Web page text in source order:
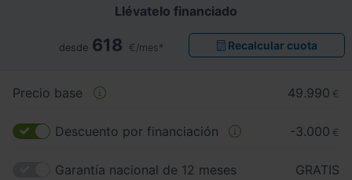
Llévatelo financiado
desde 618 €/mes* Recalcular cuota
Precio base 49.990 €
Descuento por financiación -3.000 €
Garantía nacional de 12 meses GRATIS